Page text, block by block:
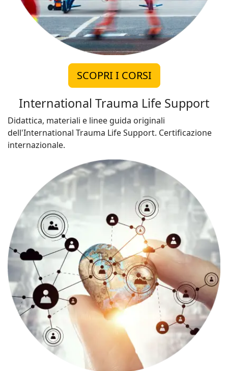
SCOPRI I CORSI
International Trauma Life Support
Didattica, materiali e linee guida originali
dell'International Trauma Life Support. Certificazione
internazionale.